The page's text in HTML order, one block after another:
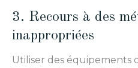
3. Recours à des
inappropriées
Utiliser des équipements